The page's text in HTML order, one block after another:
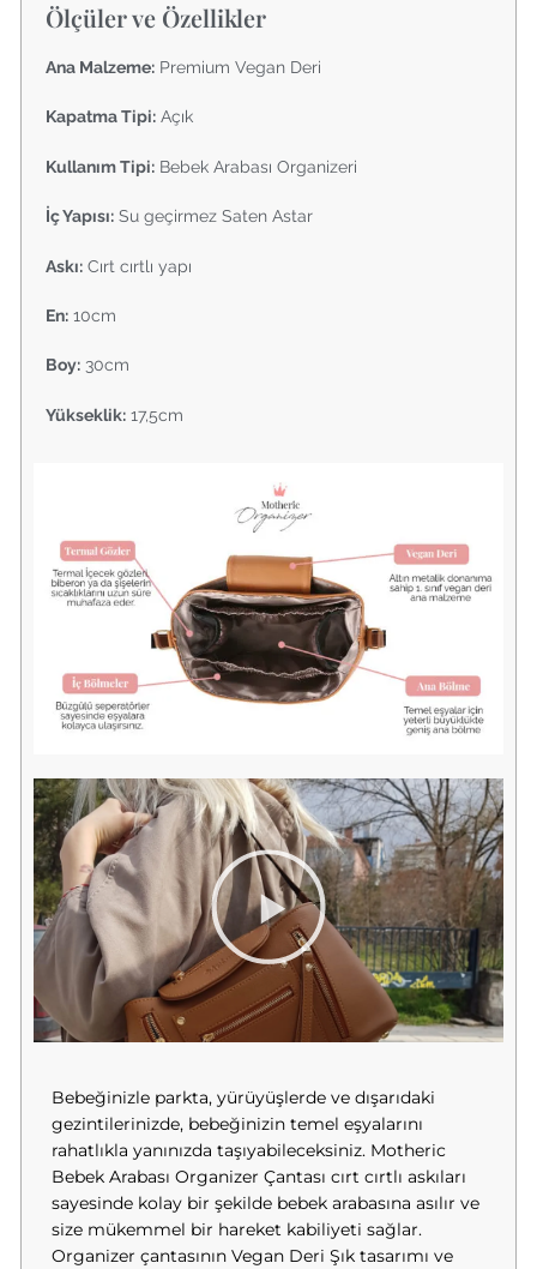
Ölçüler ve Özellikler
Ana Malzeme: Premium Vegan Deri
Kapatma Tipi: Açık
Kullanım Tipi: Bebek Arabası Organizeri
İç Yapısı: Su geçirmez Saten Astar
Askı: Cırt cırtlı yapı
En: 10cm
Boy: 30cm
Yükseklik: 17,5cm
Bebeğinizle parkta, yürüyüşlerde ve dışarıdaki
gezintilerinizde, bebeğinizin temel eşyalarını
rahatlıkla yanınızda taşıyabileceksiniz. Motheric
Bebek Arabası Organizer Çantası cırt cırtlı askıları
sayesinde kolay bir şekilde bebek arabasına asılır ve
size mükemmel bir hareket kabiliyeti sağlar.
Organizer çantasının Vegan Deri Şık tasarımı ve